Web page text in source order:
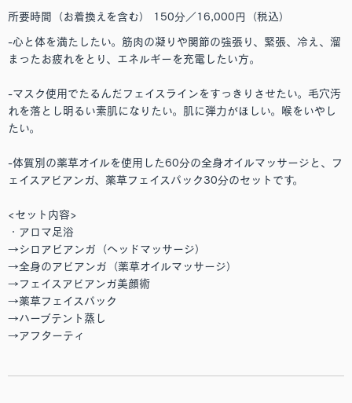
所要時間（お着換えを含む） 150分／16,000円（税込）
-心と体を満たしたい。筋肉の凝りや関節の強張り、緊張、冷え、溜
まったお疲れをとり、エネルギーを充電したい方。
-マスク使用でたるんだフェイスラインをすっきりさせたい。毛穴汚
れを落とし明るい素肌になりたい。肌に弾力がほしい。喉をいやし
たい。
-体質別の薬草オイルを使用した60分の全身オイルマッサージと、フ
ェイスアビアンガ、薬草フェイスパック30分のセットです。
<セット内容>
・アロマ足浴
→シロアビアンガ（ヘッドマッサージ）
→全身のアビアンガ（薬草オイルマッサージ）
→フェイスアビアンガ美顔術
→薬草フェイスパック
→ハーブテント蒸し
→アフターティ